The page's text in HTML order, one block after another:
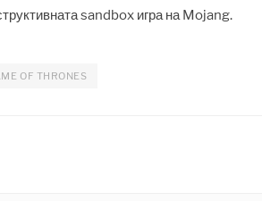
sandbox игра на Mojang.
OF THRONES